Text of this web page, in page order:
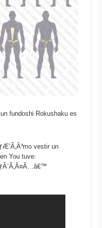
fundoshi Rokushaku es
vestir un
You tuve: